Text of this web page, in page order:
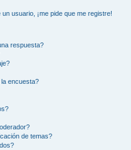
usuario, ¡me pide que me registre!
respuesta?
encuesta?
de temas?